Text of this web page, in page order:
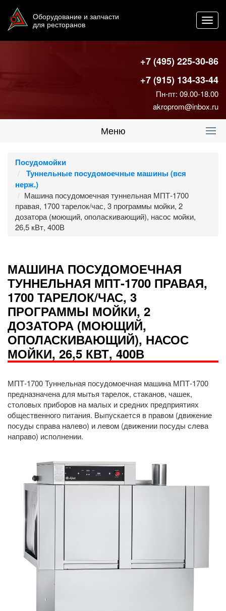
Оборудование и запчасти
для ресторанов
+7 (495) 225-30-86
+7 (915) 134-33-44
Пн-пт: 09.00-18.00
akroprom@inbox.ru
Меню
Посудомойки
Туннельные посудомоечные машины (вся
нерж.)
Машина посудомоечная туннельная МПТ-1700
правая, 1700 тарелок/час, 3 программы мойки, 2
дозатора (моющий, ополаскивающий), насос мойки,
26,5 кВт, 400В
МАШИНА ПОСУДОМОЕЧНАЯ
ТУННЕЛЬНАЯ МПТ-1700 ПРАВАЯ,
1700 ТАРЕЛОК/ЧАС, 3
ПРОГРАММЫ МОЙКИ, 2
ДОЗАТОРА (МОЮЩИЙ,
ОПОЛАСКИВАЮЩИЙ), НАСОС
МОЙКИ, 26,5 КВТ, 400В
МПТ-1700 Туннельная посудомоечная машина МПТ-1700
предназначена для мытья тарелок, стаканов, чашек,
столовых приборов на малых и средних предприятиях
общественного питания. Выпускается в правом (движение
посуды справа налево) и левом (движении посуды слева
направо) исполнении.